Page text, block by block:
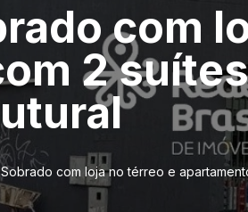
com
2
com loja no térreo e